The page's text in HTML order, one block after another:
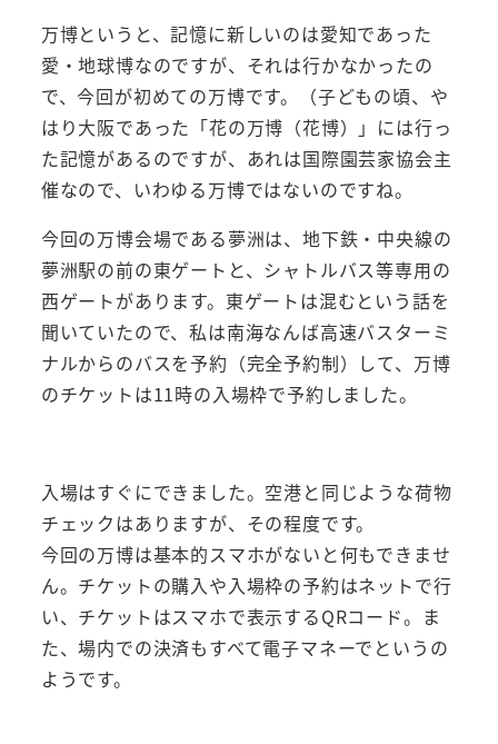
万博というと、記憶に新しいのは愛知であった
愛・地球博なのですが、それは行かなかったの
で、今回が初めての万博です。（子どもの頃、や
はり大阪であった「花の万博（花博）」には行っ
た記憶があるのですが、あれは国際園芸家協会主
催なので、いわゆる万博ではないのですね。
今回の万博会場である夢洲は、地下鉄・中央線の
夢洲駅の前の東ゲートと、シャトルバス等専用の
西ゲートがあります。東ゲートは混むという話を
聞いていたので、私は南海なんば高速バスターミ
ナルからのバスを予約（完全予約制）して、万博
のチケットは11時の入場枠で予約しました。
入場はすぐにできました。空港と同じような荷物
チェックはありますが、その程度です。
今回の万博は基本的スマホがないと何もできませ
ん。チケットの購入や入場枠の予約はネットで行
い、チケットはスマホで表示するQRコード。ま
た、場内での決済もすべて電子マネーでというの
ようです。